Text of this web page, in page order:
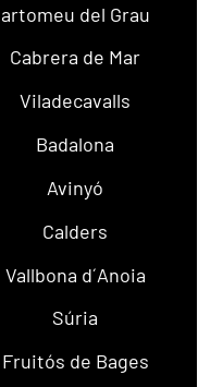
artomeu del Grau
Cabrera de Mar
Viladecavalls
Badalona
Avinyó
Calders
Vallbona d´Anoia
Súria
Fruitós de Bages